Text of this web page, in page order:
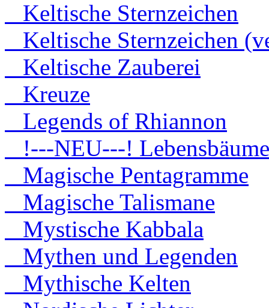
Keltische Sternzeichen
Keltische Sternzeichen
Keltische Zauberei
Kreuze
Legends of Rhiannon
!---NEU---! Lebensbäume
Magische Pentagramme
Magische Talismane
Mystische Kabbala
Mythen und Legenden
Mythische Kelten